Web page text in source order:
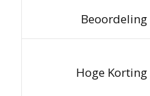
Beoordeling
Hoge Korting